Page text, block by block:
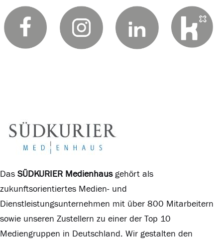
Das SÜDKURIER Medienhausgehört als
zukunftsorientiertes Medien- und
Dienstleistungsunternehmen mit über 800 Mitarbeitern
sowie unseren Zustellern zu einer der Top 10
Mediengruppen in Deutschland. Wir gestalten den